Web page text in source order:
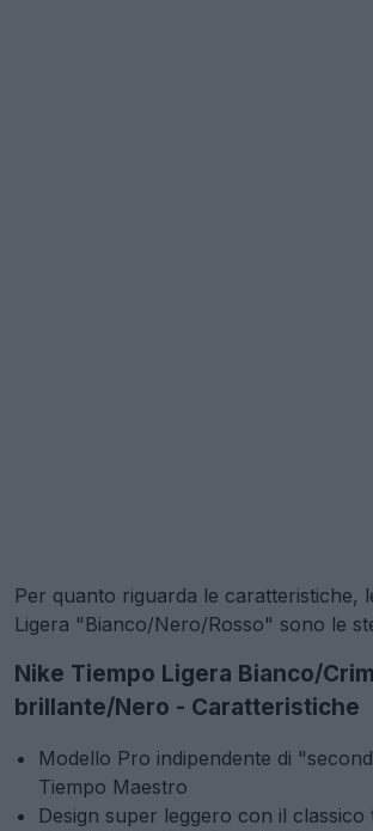
Per quanto riguarda le caratteristiche,
Ligera "Bianco/Nero/Rosso" sono le
Nike Tiempo Ligera Bianco/
brillante/Nero - Caratteristiche
Modello Pro indipendente di
Tiempo Maestro
Design super leggero con il